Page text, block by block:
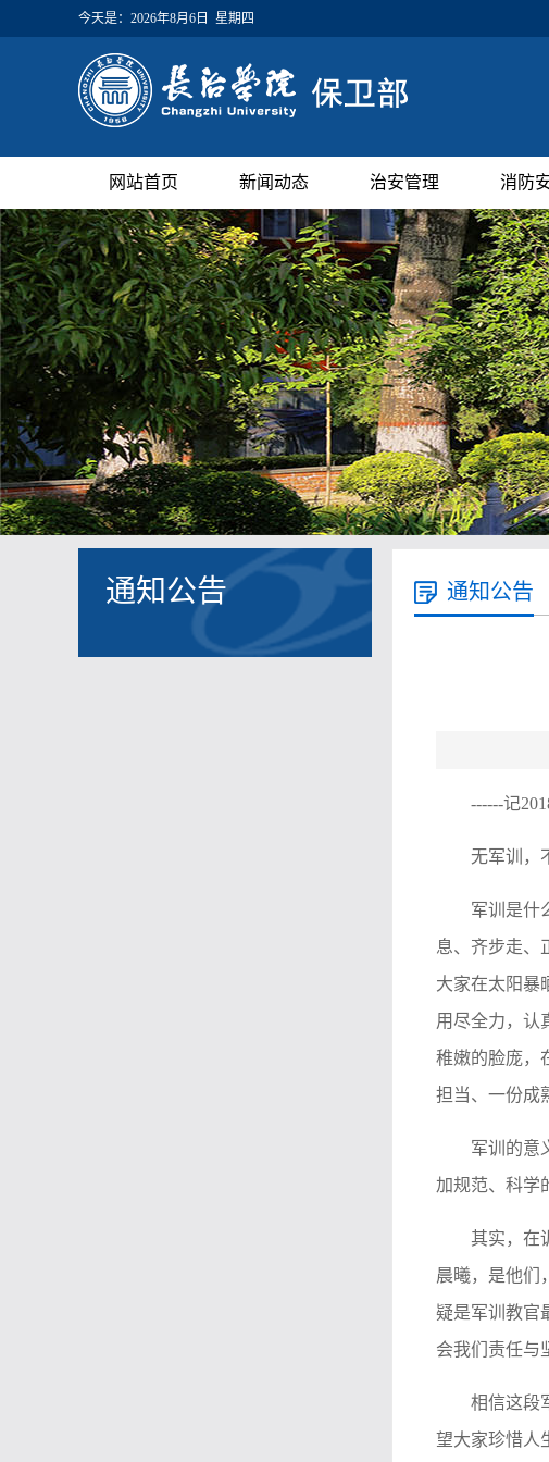
今天是： 2026年8月6日 星期四
网站首页 新闻动态 治安管理 消防
通知公告 通知公告
------记
无军训，
军训是什
息、齐步走、
大家在太阳暴
用尽全力，认
稚嫩的脸庞，
担当、一份成
军训的意
加规范、科学
其实，在
晨曦，是他们
疑是军训教官
会我们责任与
相信这段
望大家珍惜人